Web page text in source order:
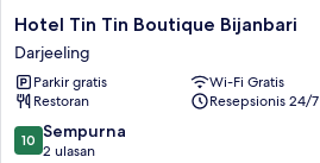
Hotel
Tin
Tin
Boutique
Bijanbari
Darjeeling
Hotel Tin Tin Boutique Bijanbari
Darjeeling
Parkir gratis
Wi-Fi Gratis
Restoran
Resepsionis 24/7
10.0
dari
10 Sempurna
2 ulasan